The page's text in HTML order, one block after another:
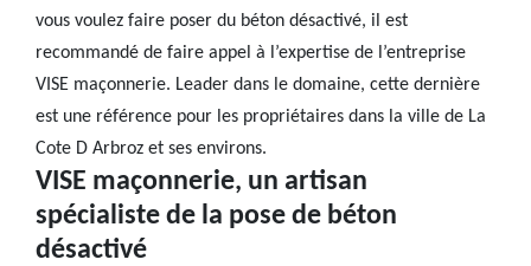
vous voulez faire poser du béton désactivé, il est
recommandé de faire appel à l’expertise de l’entreprise
VISE maçonnerie. Leader dans le domaine, cette dernière
est une référence pour les propriétaires dans la ville de La
Cote D Arbroz et ses environs.
VISE maçonnerie, un artisan
spécialiste de la pose de béton
désactivé